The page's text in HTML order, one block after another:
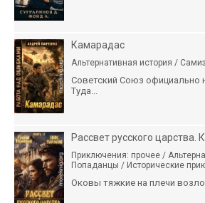
Камарадас
Альтернативная история /
Советский Союз официально
Туда...
Рассвет русского царства.
Приключения: прочее /
Попаданцы / Исторические
Оковы тяжкие на плечи